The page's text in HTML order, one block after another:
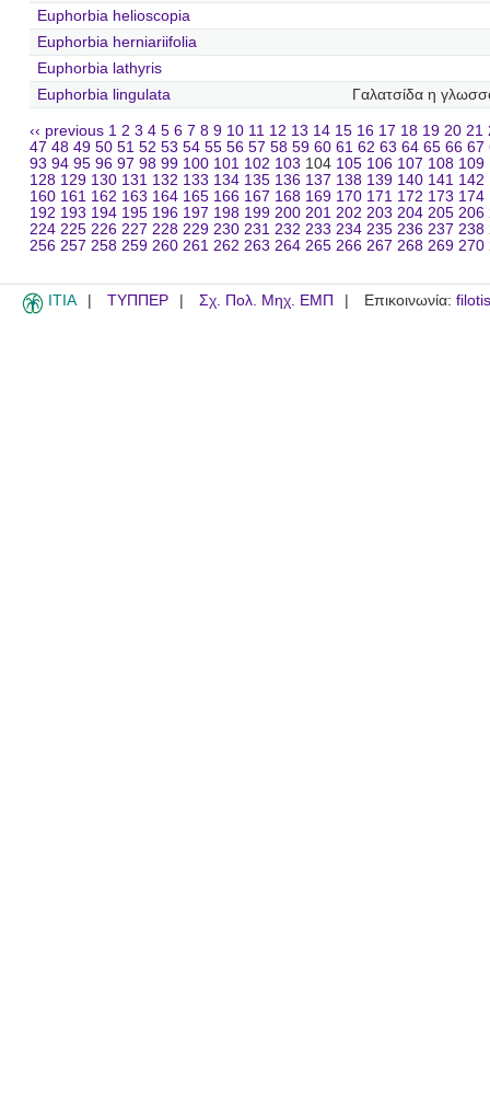
Euphorbia helioscopia
Euphorbia herniariifolia
Euphorbia lathyris
Euphorbia lingulata
Γαλατσίδα η
‹‹ previous 1 2 3 4 5 6 7 8 9 10 11 12 13 14 15 16 17 18 19 20 21
47 48 49 50 51 52 53 54 55 56 57 58 59 60 61 62 63 64 65 66 67
93 94 95 96 97 98 99 100 101 102 103 104 105 106 107 108 109
128 129 130 131 132 133 134 135 136 137 138 139 140 141 142
160 161 162 163 164 165 166 167 168 169 170 171 172 173 174
192 193 194 195 196 197 198 199 200 201 202 203 204 205 206
224 225 226 227 228 229 230 231 232 233 234 235 236 237 238
256 257 258 259 260 261 262 263 264 265 266 267 268 269 270
ITIA ΤΥΠΠΕΡ Σχ. Πολ. Μηχ. ΕΜΠ Επικοινωνία: